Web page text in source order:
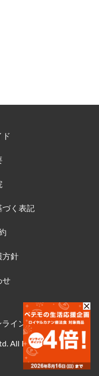
ド
づく表記
方針
せ
インストア
All Rights Reserved.